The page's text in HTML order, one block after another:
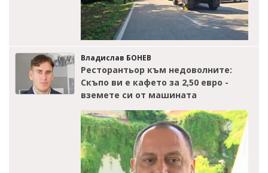
Владислав БОНЕВ
Ресторантьор към недоволните:
Скъпо ви е кафето за 2,50 евро -
вземете си от машината